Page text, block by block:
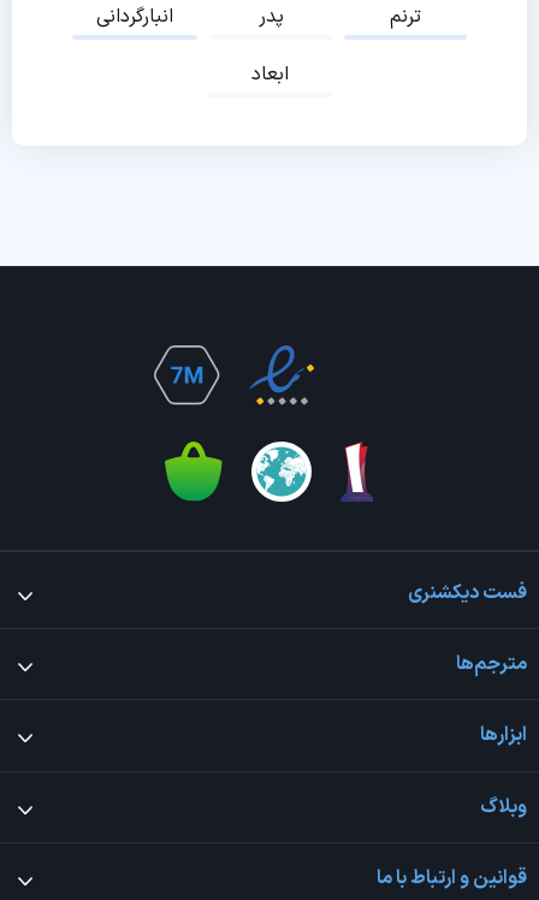
انبارگردانی
پدر
ترنم
ابعاد
فست دیکشنری
مترجم‌ها
ابزارها
وبلاگ
قوانین و ارتباط با ما